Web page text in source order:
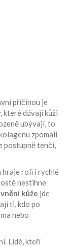
příčinou je
které dávají kůži
ubývají, to
zpomalí
postupně tenčí,
hraje roli i rychlé
nestihne
kůže jde
ti, kdo po
nebo
Lidé, kteří